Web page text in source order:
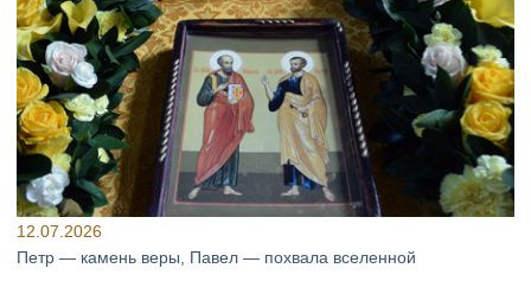
12.07.2026
Петр — камень веры, Павел — похвала вселенной